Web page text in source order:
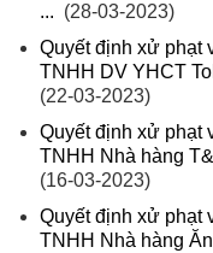
... (28-03-2023)
Quyết định xử phạt
TNHH DV YHCT
(22-03-2023)
Quyết định xử phạt
TNHH Nhà hàng
(16-03-2023)
Quyết định xử phạt
TNHH Nhà hàng